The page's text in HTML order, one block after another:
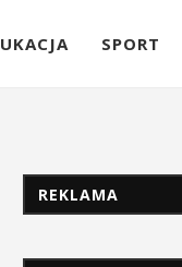
SPORT
REKLAMA